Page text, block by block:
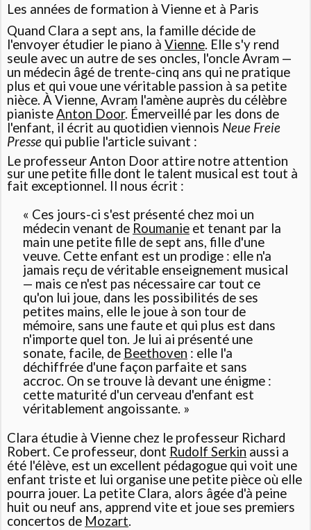
Les années de formation à Vienne et à Paris
Quand Clara a sept ans, la famille décide de
l'envoyer étudier le piano àVienne. Elle s'y rend
seule avec un autre de ses oncles, l'oncle Avram —
un médecin âgé de trente-cinq ans qui ne pratique
plus et qui voue une véritable passion à sa petite
nièce. À Vienne, Avram l'amène auprès du célèbre
pianisteAnton Door. Émerveillé par les dons de
l'enfant, il écrit au quotidien viennois Neue Freie
Presse qui publie l'article suivant :
Le professeur Anton Door attire notre attention
sur une petite fille dont le talent musical est tout à
fait exceptionnel. Il nous écrit :
« Ces jours-ci s'est présenté chez moi un
médecin venant de Roumanieet tenant par la
main une petite fille de sept ans, fille d'une
veuve. Cette enfant est un prodige : elle n'a
jamais reçu de véritable enseignement musical
— mais ce n'est pas nécessaire car tout ce
qu'on lui joue, dans les possibilités de ses
petites mains, elle le joue à son tour de
mémoire, sans une faute et qui plus est dans
n'importe quel ton. Je lui ai présenté une
sonate, facile, de Beethoven : elle l'a
déchiffrée d'une façon parfaite et sans
accroc. On se trouve là devant une énigme :
cette maturité d'un cerveau d'enfant est
véritablement angoissante. »
Clara étudie à Vienne chez le professeur Richard
Robert. Ce professeur, dont Rudolf Serkin aussi a
été l'élève, est un excellent pédagogue qui voit une
enfant triste et lui organise une petite pièce où elle
pourra jouer. La petite Clara, alors âgée d'à peine
huit ou neuf ans, apprend vite et joue ses premiers
concertos de Mozart.